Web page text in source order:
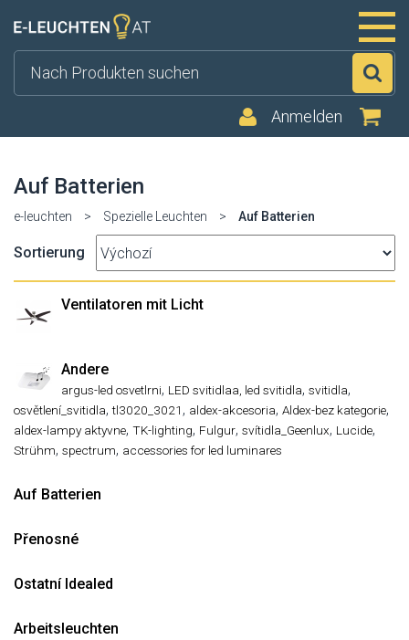
Anmelden
Auf Batterien
e-leuchten > Spezielle Leuchten > Auf Batterien
Sortierung
Ventilatoren mit Licht
Andere
argus-led osvetlrni, LED svitidlaa, led svitidla, svitidla,
osvětlení_svitidla,tl3020_3021 , aldex-akcesoria, Aldex-bez kategorie,
aldex-lampy aktyvne, TK-lighting, Fulgur, svítidla_Geenlux, Lucide,
Strühm, spectrum, accessories for led luminares
Auf Batterien
Přenosné
Ostatní Idealed
Arbeitsleuchten